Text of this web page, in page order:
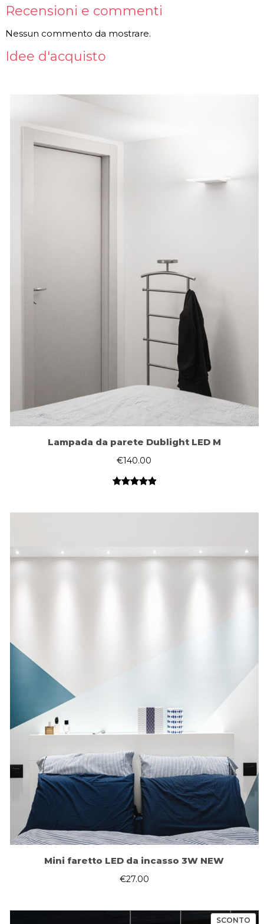
Recensioni e commenti
Nessun commento da mostrare.
Idee d'acquisto
Lampada da parete Dublight LED M
€140.00
Mini faretto LED da incasso 3W NEW
€27.00
SCONTO